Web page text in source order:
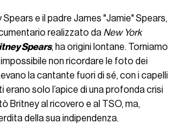
Spears e il padre James "Jamie" Spears,
realizzato da New York
Spears, ha origini lontane. Torniamo
non ricordare le foto dei
la cantante fuori di sé, con i capelli
erano solo l’apice di una profonda crisi
Britney al ricovero e al TSO, ma,
della sua indipendenza.